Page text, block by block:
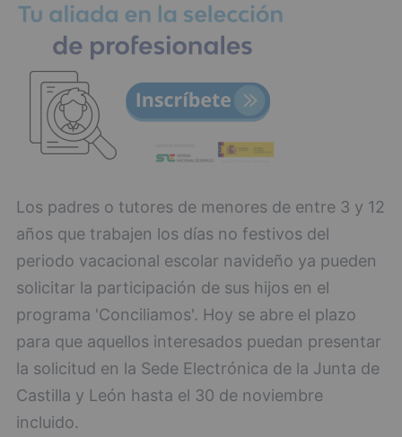
Los padres o tutores de menores de entre 3 y 12
años que trabajen los días no festivos del
periodo vacacional escolar navideño ya pueden
solicitar la participación de sus hijos en el
programa 'Conciliamos'. Hoy se abre el plazo
para que aquellos interesados puedan presentar
la solicitud en la Sede Electrónica de la Junta de
Castilla y León hasta el 30 de noviembre
incluido.